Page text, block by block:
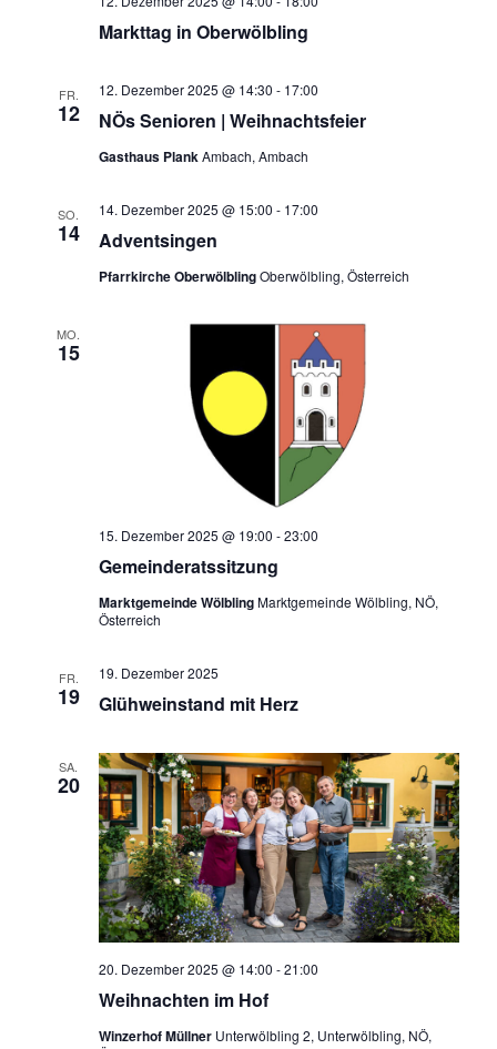
Markttag in Oberwölbling
FR.
12 NÖs Senioren | Weihnachtsfeier
12. Dezember 2025 @ 14:30 - 17:00
Gasthaus PlankAmbach, Ambach
SO.
14 Adventsingen
14. Dezember 2025 @ 15:00 - 17:00
Pfarrkirche OberwölblingOberwölbling, Österreich
MO.
15
Gemeinderatssitzung
15. Dezember 2025 @ 19:00 -23:00
Marktgemeinde WölblingMarktgemeinde Wölbling, NÖ,
Österreich
FR.
19 Glühweinstand mit Herz
19. Dezember 2025
SA.
20
Weihnachten im Hof
20. Dezember 2025 @ 14:00 -21:00
Winzerhof Müllner Unterwölbling 2, Unterwölbling, NÖ,